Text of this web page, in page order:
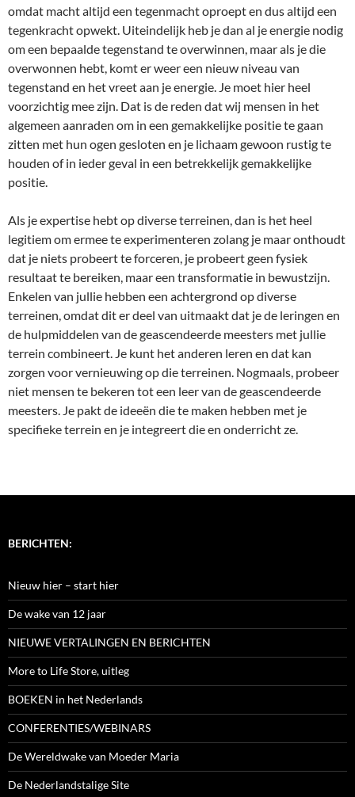
omdat macht altijd een tegenmacht oproept en dus altijd een
tegenkracht opwekt. Uiteindelijk heb je dan al je energie nodig
om een bepaalde tegenstand te overwinnen, maar als je die
overwonnen hebt, komt er weer een nieuw niveau van
tegenstand en het vreet aan je energie. Je moet hier heel
voorzichtig mee zijn. Dat is de reden dat wij mensen in het
algemeen aanraden om in een gemakkelijke positie te gaan
zitten met hun ogen gesloten en je lichaam gewoon rustig te
houden of in ieder geval in een betrekkelijk gemakkelijke
positie.
Als je expertise hebt op diverse terreinen, dan is het heel
legitiem om ermee te experimenteren zolang je maar onthoudt
dat je niets probeert te forceren, je probeert geen fysiek
resultaat te bereiken, maar een transformatie in bewustzijn.
Enkelen van jullie hebben een achtergrond op diverse
terreinen, omdat dit er deel van uitmaakt dat je de leringen en
de hulpmiddelen van de geascendeerde meesters met jullie
terrein combineert. Je kunt het anderen leren en dat kan
zorgen voor vernieuwing op die terreinen. Nogmaals, probeer
niet mensen te bekeren tot een leer van de geascendeerde
meesters. Je pakt de ideeën die te maken hebben met je
specifieke terrein en je integreert die en onderricht ze.
BERICHTEN:
Nieuw hier – start hier
De wake van 12 jaar
NIEUWE VERTALINGEN EN BERICHTEN
More to Life Store, uitleg
BOEKEN in het Nederlands
CONFERENTIES/WEBINARS
De Wereldwake van Moeder Maria
De Nederlandstalige Site